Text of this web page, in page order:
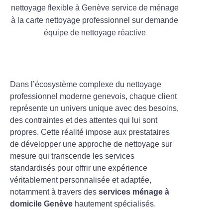
Dans l’écosystème complexe du nettoyage
professionnel moderne genevois, chaque client
représente un univers unique avec des besoins,
des contraintes et des attentes qui lui sont
propres. Cette réalité impose aux prestataires
de développer une approche de nettoyage sur
mesure qui transcende les services
standardisés pour offrir une expérience
véritablement personnalisée et adaptée,
notamment à travers des services ménage à
domicile Genève hautement spécialisés.